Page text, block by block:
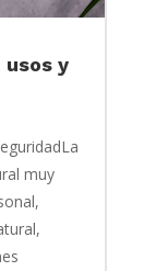
usos y
muy